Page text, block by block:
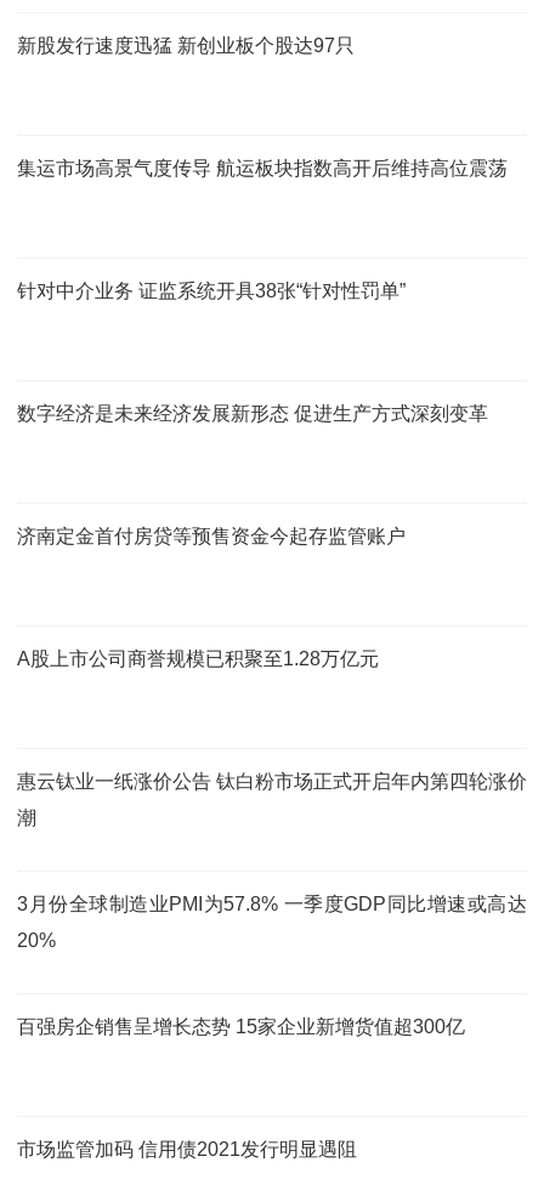
新股发行速度迅猛 新创业板个股达97只
集运市场高景气度传导 航运板块指数高开后维持高位震荡
针对中介业务 证监系统开具38张“针对性罚单”
数字经济是未来经济发展新形态 促进生产方式深刻变革
济南定金首付房贷等预售资金今起存监管账户
A股上市公司商誉规模已积聚至1.28万亿元
惠云钛业一纸涨价公告 钛白粉市场正式开启年内第四轮涨价
潮
3月份全球制造业PMI为57.8% 一季度GDP同比增速或高达
20%
百强房企销售呈增长态势 15家企业新增货值超300亿
市场监管加码 信用债2021发行明显遇阻